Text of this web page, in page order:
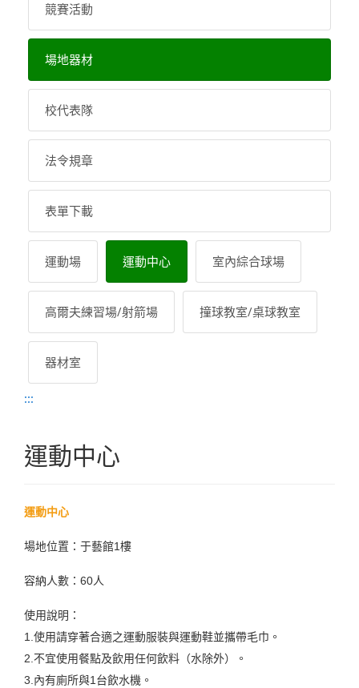
競賽活動
場地器材
校代表隊
法令規章
表單下載
運動場 運動中心 室內綜合球場
高爾夫練習場/射箭場 撞球教室/桌球教室
器材室
:::
運動中心
運動中心
場地位置：于藝館1樓
容納人數：60人
使用說明：
1.使用請穿著合適之運動服裝與運動鞋並攜帶毛巾。
2.不宜使用餐點及飲用任何飲料（水除外）。
3.內有廁所與1台飲水機。